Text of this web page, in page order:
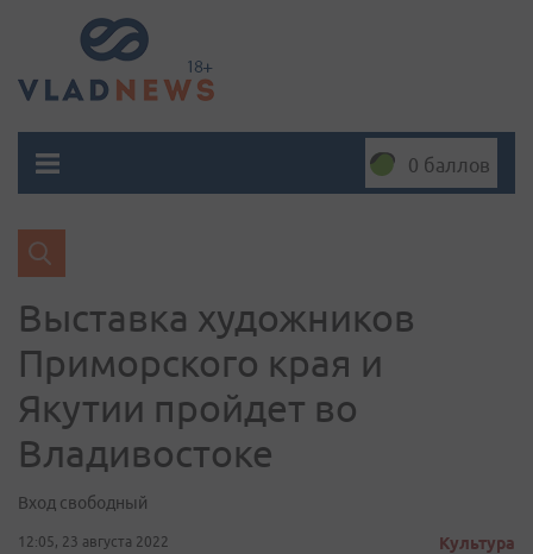
0 баллов
Выставка художников
Приморского края и
Якутии пройдет во
Владивостоке
Вход свободный
12:05, 23 августа 2022 Культура